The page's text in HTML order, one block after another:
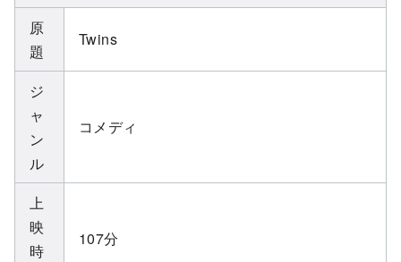
原
題
Twins
ジ
ャ
ン
ル
コメディ
上
映
時
107分